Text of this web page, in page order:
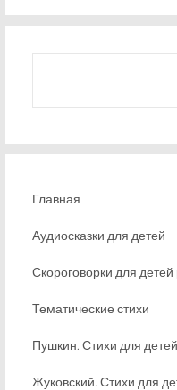
Главная
Аудиосказки для детей
Скороговорки для
Тематические стихи
Пушкин. Стихи для детей
Жуковский. Стихи для